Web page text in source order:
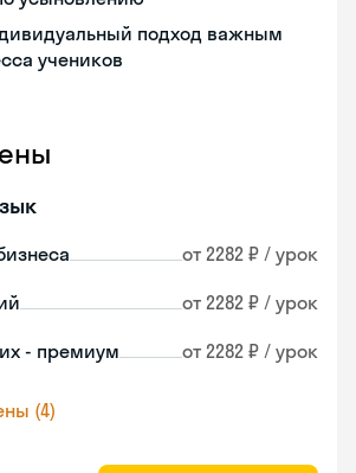
подход важным
учеников
от 2282 ₽ / урок
от 2282 ₽ / урок
- премиум от 2282 ₽ / урок
(4)